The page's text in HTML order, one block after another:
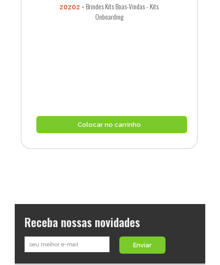
z0z0z
Brindes Kits Boas-Vindas - Kits
Onboarding
Colocar no carrinho
Receba nossas novidades
Enviar